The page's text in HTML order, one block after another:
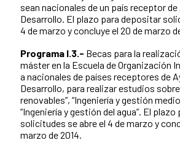
sean nacionales de un país receptor de
Desarrollo. El plazo para depositar
4 de marzo y concluye el 20 de marzo
Programa I.3.- Becas para la
máster en la Escuela de Organización
a nacionales de países receptores de
Desarrollo, para realizar estudios sobre
renovables”, “Ingeniería y gestión
“Ingeniería y gestión del agua”. El
solicitudes se abre el 4 de marzo y
marzo de 2014.